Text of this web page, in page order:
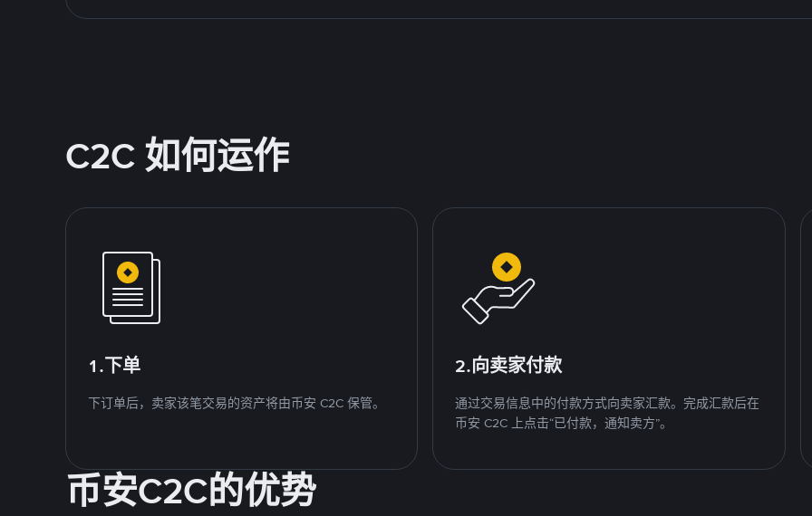
C2C 如何运作
1.下单
下订单后，卖家该笔交易的资产将由币安 C2C 保管。
2.向卖家付款
通过交易信息中的付款方式向卖家汇款。完成汇款后在
币安 C2C 上点击“已付款，通知卖方”。
币安C2C的优势